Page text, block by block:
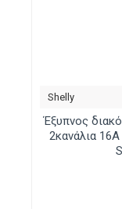
Shelly
Έξυπνος
2κανάλια